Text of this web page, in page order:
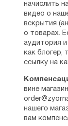
начислить
видео о
вскрытия
о товарах.
аудитория
как блогер,
ссылку на
вине
нашего
вам